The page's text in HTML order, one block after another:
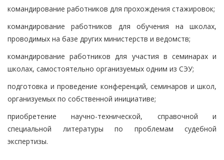
командирование работников для прохождения стажировок;
командирование работников для обучения на школах,
проводимых на базе других министерств и ведомств;
командирование работников для участия в семинарах и
школах, самостоятельно организуемых одним из СЭУ;
подготовка и проведение конференций, семинаров и школ,
организуемых по собственной инициативе;
приобретение научно-технической, справочной и
специальной литературы по проблемам судебной
экспертизы.